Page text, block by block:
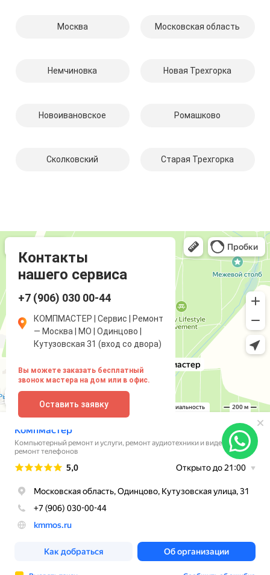
Москва Московская область
Немчиновка Новая Трехгорка
Новоивановское Ромашково
Сколковский Старая Трехгорка
Контакты
нашего сервиса
+7 (906) 030 00-44
КОМПМАСТЕР | Сервис | Ремонт
— Москва | МО | Одинцово |
Кутузовская 31 (вход со двора)
Вы можете заказать бесплатный
звонок мастера на дом или в офис.
Оставить заявку
Компмастер
Ремонт аудиотехники и видеотехники в Одинцово